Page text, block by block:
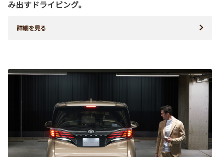
み出すドライビング。
詳細を見る